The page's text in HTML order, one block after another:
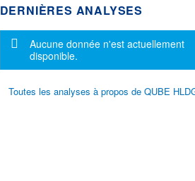
DERNIÈRES ANALYSES
Message d'information
Aucune donnée n'est actuellement
disponible.
Toutes les analyses à propos de QUBE